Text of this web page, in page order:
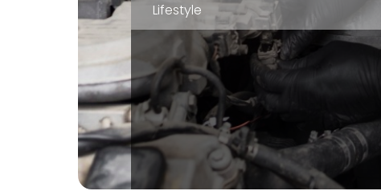
Lifestyle